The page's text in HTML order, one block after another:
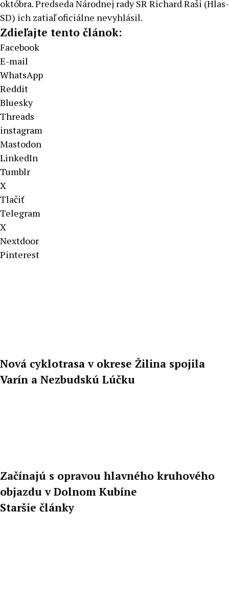
októbra. Predseda Národnej rady SR Richard Raši (Hlas-
SD) ich zatiaľ oficiálne nevyhlásil.
Zdieľajte tento článok:
Facebook
E-mail
WhatsApp
Reddit
Bluesky
Threads
instagram
Mastodon
LinkedIn
Tumblr
X
Tlačiť
Telegram
X
Nextdoor
Pinterest
Nová cyklotrasa v okrese Žilina spojila
Varín a Nezbudskú Lúčku
Začínajú s opravou hlavného kruhového
objazdu v Dolnom Kubíne
Staršie články